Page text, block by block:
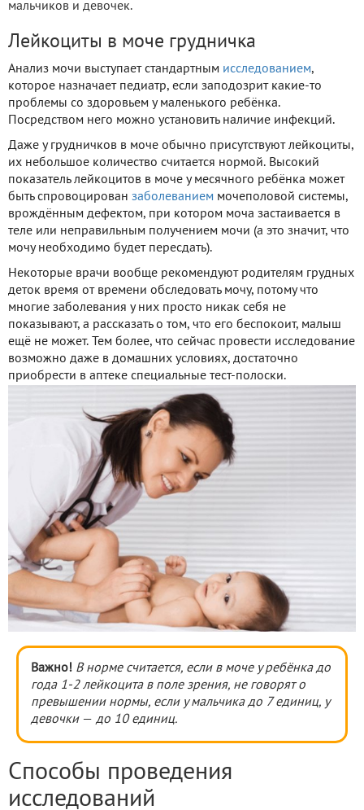
мальчиков и девочек.
Лейкоциты в моче грудничка
Анализ мочи выступает стандартным исследованием,
которое назначает педиатр, если заподозрит какие-то
проблемы со здоровьем у маленького ребёнка.
Посредством него можно установить наличие инфекций.
Даже у грудничков в моче обычно присутствуют лейкоциты,
их небольшое количество считается нормой. Высокий
показатель лейкоцитов в моче у месячного ребёнка может
быть спровоцирован заболеванием мочеполовой системы,
врождённым дефектом, при котором моча застаивается в
теле или неправильным получением мочи (а это значит, что
мочу необходимо будет пересдать).
Некоторые врачи вообще рекомендуют родителям грудных
деток время от времени обследовать мочу, потому что
многие заболевания у них просто никак себя не
показывают, а рассказать о том, что его беспокоит, малыш
ещё не может. Тем более, что сейчас провести исследование
возможно даже в домашних условиях, достаточно
приобрести в аптеке специальные тест-полоски.
Важно! В норме считается, если в моче у ребёнка до
года 1-2 лейкоцита в поле зрения, не говорят о
превышении нормы, если у мальчика до 7 единиц, у
девочки — до 10 единиц.
Способы проведения
исследований